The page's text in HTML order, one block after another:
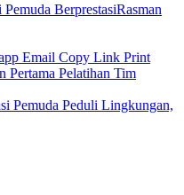
Pemuda BerprestasiRasman
Email Copy Link Print
Pertama Pelatihan Tim
Pemuda Peduli Lingkungan,